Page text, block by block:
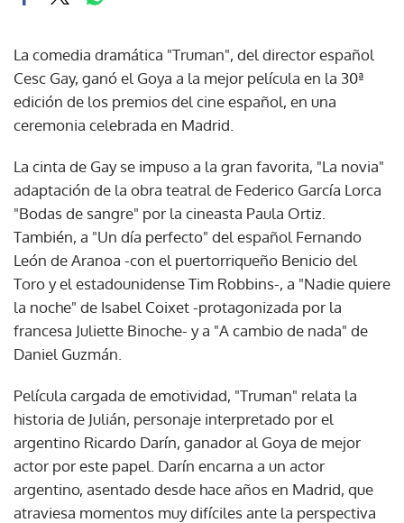
La comedia dramática "Truman", del director español
Cesc Gay, ganó el Goya a la mejor película en la 30ª
edición de los premios del cine español, en una
ceremonia celebrada en Madrid.
La cinta de Gay se impuso a la gran favorita, "La novia"
adaptación de la obra teatral de Federico García Lorca
"Bodas de sangre" por la cineasta Paula Ortiz.
También, a "Un día perfecto" del español Fernando
León de Aranoa -con el puertorriqueño Benicio del
Toro y el estadounidense Tim Robbins-, a "Nadie quiere
la noche" de Isabel Coixet -protagonizada por la
francesa Juliette Binoche- y a "A cambio de nada" de
Daniel Guzmán.
Película cargada de emotividad, "Truman" relata la
historia de Julián, personaje interpretado por el
argentino Ricardo Darín, ganador al Goya de mejor
actor por este papel. Darín encarna a un actor
argentino, asentado desde hace años en Madrid, que
atraviesa momentos muy difíciles ante la perspectiva